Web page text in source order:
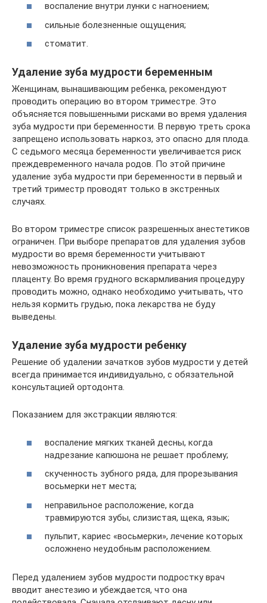
воспаление внутри лунки с нагноением;
сильные болезненные ощущения;
стоматит.
Удаление зуба мудрости беременным
Женщинам, вынашивающим ребенка, рекомендуют
проводить операцию во втором триместре. Это
объясняется повышенными рисками во время удаления
зуба мудрости при беременности. В первую треть срока
запрещено использовать наркоз, это опасно для плода.
С седьмого месяца беременности увеличивается риск
преждевременного начала родов. По этой причине
удаление зуба мудрости при беременности в первый и
третий триместр проводят только в экстренных
случаях.
Во втором триместре список разрешенных анестетиков
ограничен. При выборе препаратов для удаления зубов
мудрости во время беременности учитывают
невозможность проникновения препарата через
плаценту. Во время грудного вскармливания процедуру
проводить можно, однако необходимо учитывать, что
нельзя кормить грудью, пока лекарства не буду
выведены.
Удаление зуба мудрости ребенку
Решение об удалении зачатков зубов мудрости у детей
всегда принимается индивидуально, с обязательной
консультацией ортодонта.
Показанием для экстракции являются:
воспаление мягких тканей десны, когда
надрезание капюшона не решает проблему;
скученность зубного ряда, для прорезывания
восьмерки нет места;
неправильное расположение, когда
травмируются зубы, слизистая, щека, язык;
пульпит, кариес «восьмерки», лечение которых
осложнено неудобным расположением.
Перед удалением зубов мудрости подростку врач
вводит анестезию и убеждается, что она